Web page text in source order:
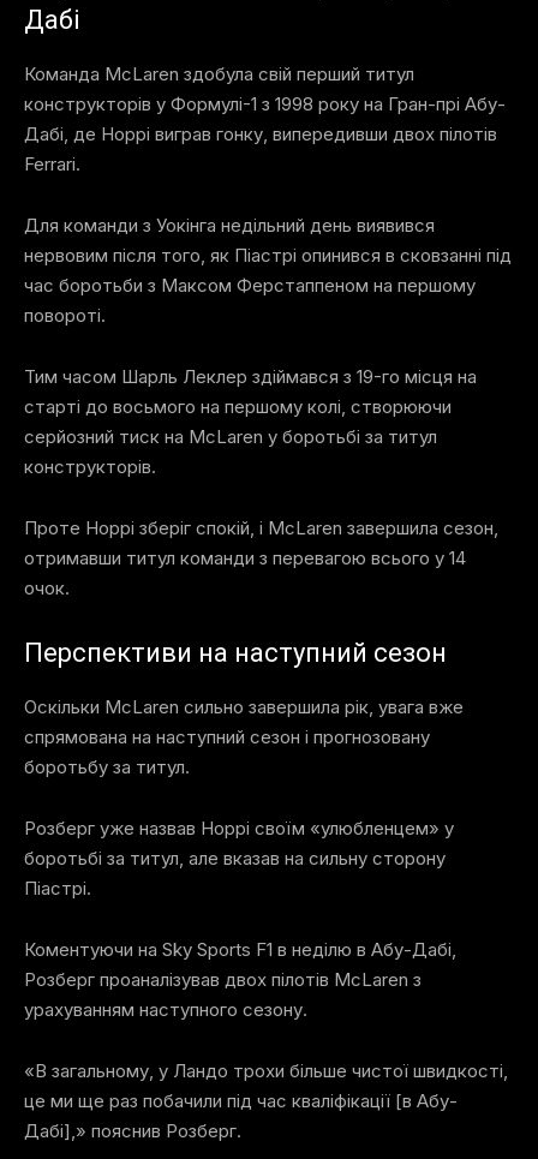
Дабі
Команда McLaren здобула свій перший титул
конструкторів у Формулі-1 з 1998 року на Гран-прі Абу-
Дабі, де Норрі виграв гонку, випередивши двох пілотів
Ferrari.
Для команди з Уокінга недільний день виявився
нервовим після того, як Піастрі опинився в сковзанні під
час боротьби з Максом Ферстаппеном на першому
повороті.
Тим часом Шарль Леклер здіймався з 19-го місця на
старті до восьмого на першому колі, створюючи
серйозний тиск на McLaren у боротьбі за титул
конструкторів.
Проте Норрі зберіг спокій, і McLaren завершила сезон,
отримавши титул команди з перевагою всього у 14
очок.
Перспективи на наступний сезон
Оскільки McLaren сильно завершила рік, увага вже
спрямована на наступний сезон і прогнозовану
боротьбу за титул.
Розберг уже назвав Норрі своїм «улюбленцем» у
боротьбі за титул, але вказав на сильну сторону
Піастрі.
Коментуючи на Sky Sports F1 в неділю в Абу-Дабі,
Розберг проаналізував двох пілотів McLaren з
урахуванням наступного сезону.
«В загальному, у Ландо трохи більше чистої швидкості,
це ми ще раз побачили під час кваліфікації [в Абу-
Дабі],» пояснив Розберг.